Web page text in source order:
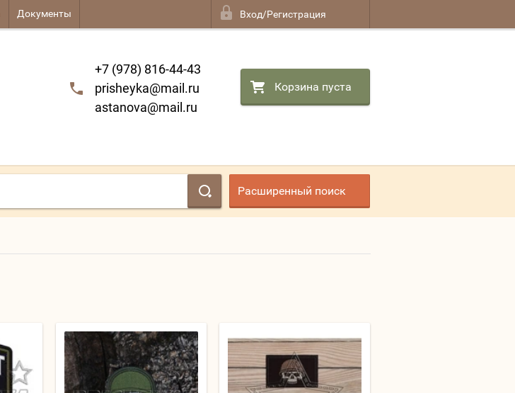
Документы Вход/Регистрация
+7 (978) 816-44-43
prisheyka@mail.ru
astanova@mail.ru
Корзина пуста
Расширенный поиск